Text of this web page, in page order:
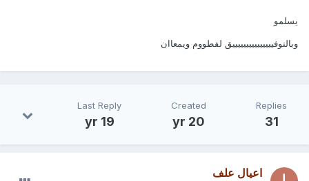
يسلمو
وبالتوفيييييييييييييييق لفطووم ويمعاان
Replies
31
Created
20 yr
Last Reply
19 yr
اعيال علف